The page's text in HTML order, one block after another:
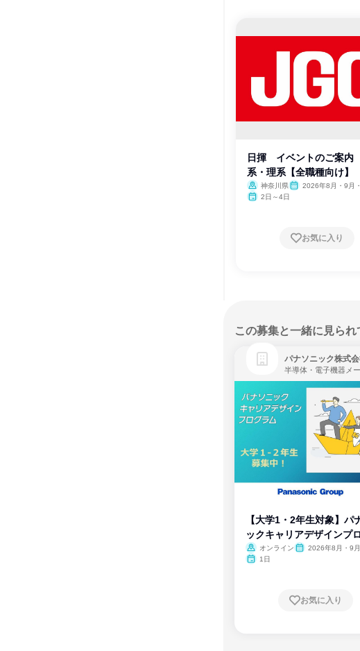
日揮 イベントのご案
系・理系【全職種向け】
神奈川県
2026年8月・9月
2日～4日
お気に入り
この募集と一緒に見ら
パナソニック株式
半導体・電子機器メ
【大学1・2年生対象】パ
ックキャリアデザインプ
ム
オンライン
2026年8月・9
1日
お気に入り